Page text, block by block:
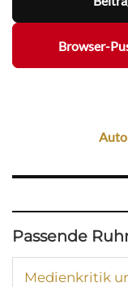
Browser-
Passende
Medienkritik